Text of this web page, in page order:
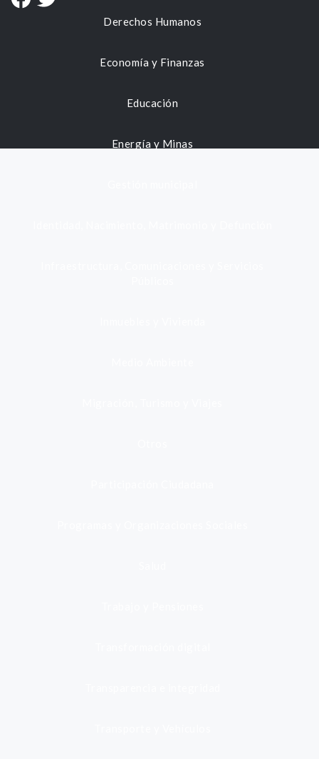
Derechos Humanos
Economía y Finanzas
Educación
Energía y Minas